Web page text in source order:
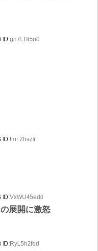
ID:gn7LHi5n0
ID: lm+ZhszIr
ID:VxWU45edd
展開に激怒
ID:RyL5h2fqd